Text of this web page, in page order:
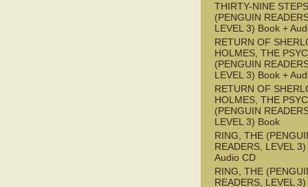
THIRTY-NINE
(PENGUIN
LEVEL 3) Book +
RETURN OF
HOLMES, THE
(PENGUIN
LEVEL 3) Book +
RETURN OF
HOLMES, THE
(PENGUIN
LEVEL 3) Book
RING, THE
READERS, LEVEL
Audio CD
RING, THE
READERS, LEVEL